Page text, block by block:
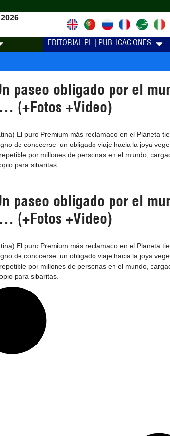
EDITORIAL PL | PUBLICACIONES
paseo obligado por el
(+Fotos +Video)
El puro Premium más reclamado en el Planeta
de conocerse, un obligado viaje hacia la joya
por millones de personas en el mundo,
para sibaritas.
paseo obligado por el
(+Fotos +Video)
El puro Premium más reclamado en el Planeta
de conocerse, un obligado viaje hacia la joya
por millones de personas en el mundo,
para sibaritas.